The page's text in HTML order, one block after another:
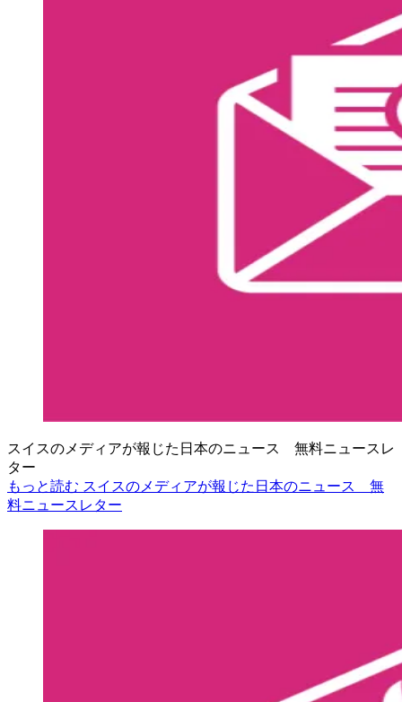
スイスのメディアが報じた日本のニュース 無料ニュースレ
ター
もっと読む スイスのメディアが報じた日本のニュース 無
料ニュースレター